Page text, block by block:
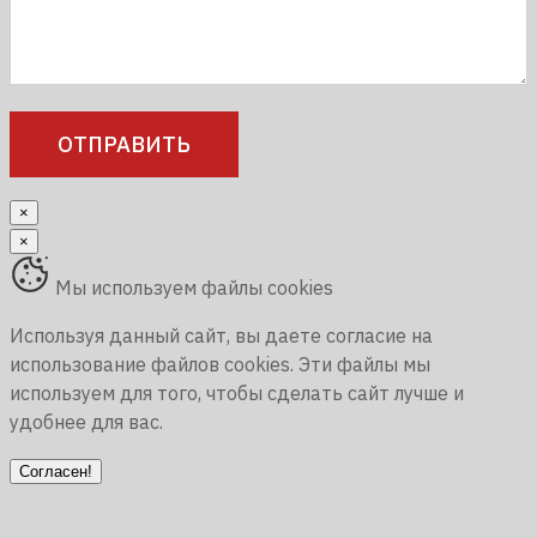
×
×
Мы используем файлы cookies
Используя данный сайт, вы даете согласие на
использование файлов cookies. Эти файлы мы
используем для того, чтобы сделать сайт лучше и
удобнее для вас.
Согласен!